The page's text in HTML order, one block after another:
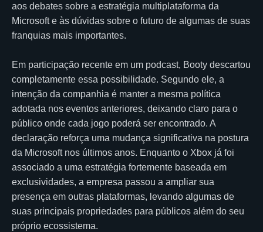
aos debates sobre a estratégia multiplataforma da
Microsoft e às dúvidas sobre o futuro de algumas de suas
franquias mais importantes.
Em participação recente em um podcast, Booty descartou
completamente essa possibilidade. Segundo ele, a
intenção da companhia é manter a mesma política
adotada nos eventos anteriores, deixando claro para o
público onde cada jogo poderá ser encontrado. A
declaração reforça uma mudança significativa na postura
da Microsoft nos últimos anos. Enquanto o Xbox já foi
associado a uma estratégia fortemente baseada em
exclusividades, a empresa passou a ampliar sua
presença em outras plataformas, levando algumas de
suas principais propriedades para públicos além do seu
próprio ecossistema.